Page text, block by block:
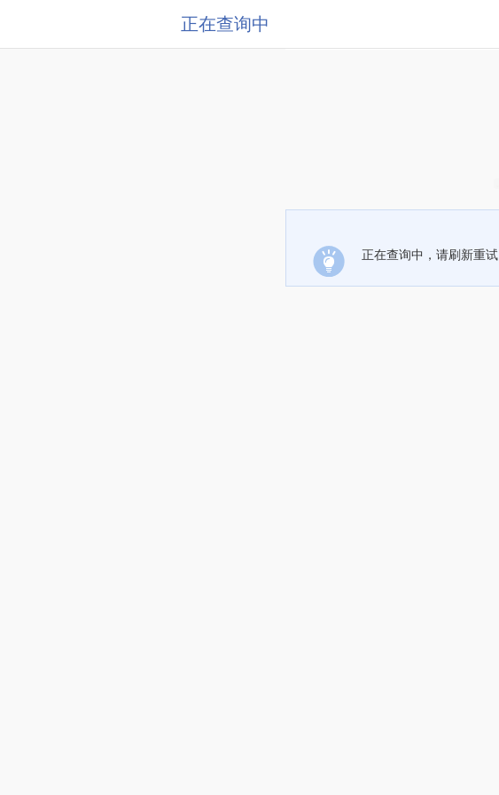
正在查询中
正在查询中，请刷新重试